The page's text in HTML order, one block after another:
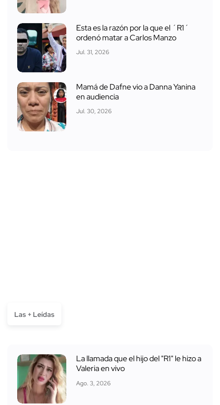
Esta es la razón por la que el ´R1´
ordenó matar a Carlos Manzo
Jul. 31, 2026
Mamá de Dafne vio a Danna Yanina
en audiencia
Jul. 30, 2026
Las + Leídas
La llamada que el hijo del "R1" le hizo a
Valeria en vivo
Ago. 3, 2026